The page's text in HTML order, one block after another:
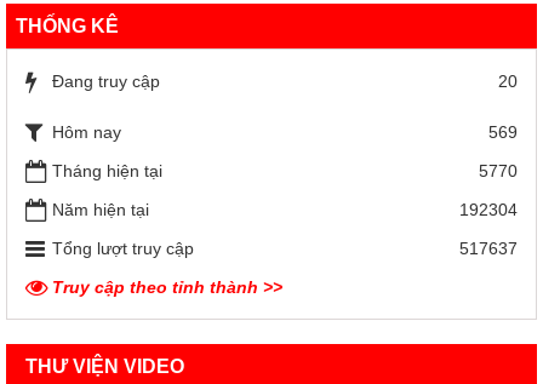
THỐNG KÊ
Đang truy cập 20
Hôm nay
569
Tháng hiện tại
5770
Năm hiện tại
192304
Tổng lượt truy cập
517637
Truy cập theo tỉnh thành >>
THƯ VIỆN VIDEO